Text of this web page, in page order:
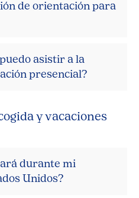
de orientación para
asistir a la
presencial?
y vacaciones
durante mi
Unidos?